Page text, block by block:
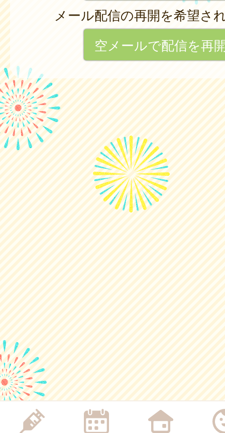
メール配信の再開を希望さ
空メールで配信を再